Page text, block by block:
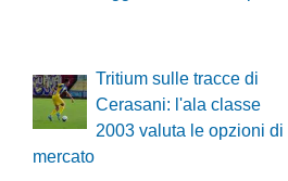
Tritium sulle tracce di
Cerasani: l'ala classe
2003 valuta le opzioni di
mercato